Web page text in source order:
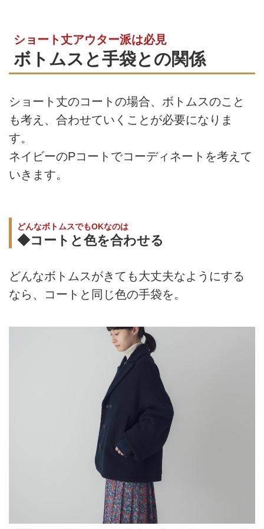
ショート丈アウター派は必見
ボトムスと手袋との関係
ショート丈のコートの場合、ボトムスのこと
も考え、合わせていくことが必要になりま
す。
ネイビーのPコートでコーディネートを考えて
いきます。
どんなボトムスでもOKなのは
◆コートと色を合わせる
どんなボトムスがきても大丈夫なようにする
なら、コートと同じ色の手袋を。